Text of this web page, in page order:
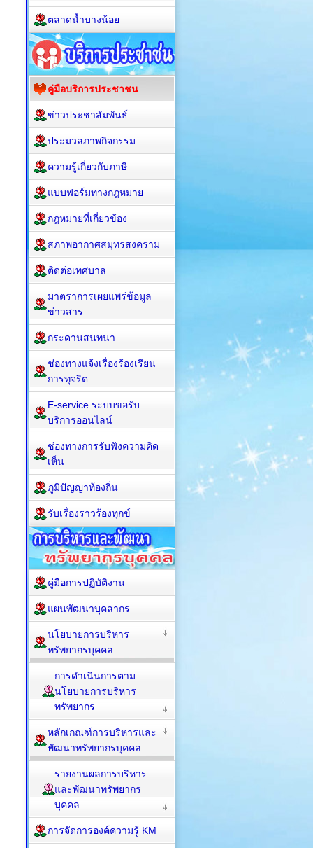
ตลาดน้ำบางน้อย
คู่มือบริการประชาชน
ข่าวประชาสัมพันธ์
ประมวลภาพกิจกรรม
ความรู้เกี่ยวกับภาษี
แบบฟอร์มทางกฎหมาย
กฎหมาย​ที่เกี่ยวข้อง
สภาพอากาศสมุทรสงคราม
ติดต่อเทศบาล
มาตราการเผยแพร่ข้อมูล
ข่าวสาร
กระดานสนทนา
ช่องทางแจ้งเรื่องร้องเรียน
การทุจริต
E-service ระบบขอรับ
บริการออนไลน์
ช่องทางการรับฟังความคิด
เห็น
ภูมิปัญญาท้องถิ่น
รับเรื่องราวร้องทุกข์
คู่มือการปฏิบัติงาน
แผนพัฒนาบุคลากร
นโยบายการบริหาร
ทรัพยากรบุคคล
การดำเนินการตาม
นโยบายการบริหาร
ทรัพยากร
หลักเกณฑ์การบริหารและ
พัฒนาทรัพยากรบุคคล
รายงานผลการบริหาร
และพัฒนาทรัพยากร
บุคคล
การจัดการองค์ความรู้ KM